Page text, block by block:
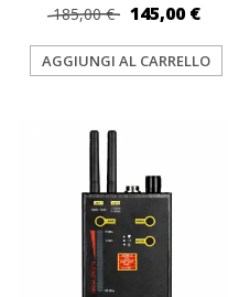
185,00 € 145,00 €
AGGIUNGI AL CARRELLO